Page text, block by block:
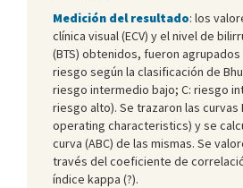
Medición del resultado: los
clínica visual (ECV) y el nivel de
(BTS) obtenidos, fueron
riesgo según la clasificación de
riesgo intermedio bajo; C: riesgo
riesgo alto). Se trazaron las curvas
operating characteristics) y se
curva (ABC) de las mismas. Se
través del coeficiente de
índice kappa (?).